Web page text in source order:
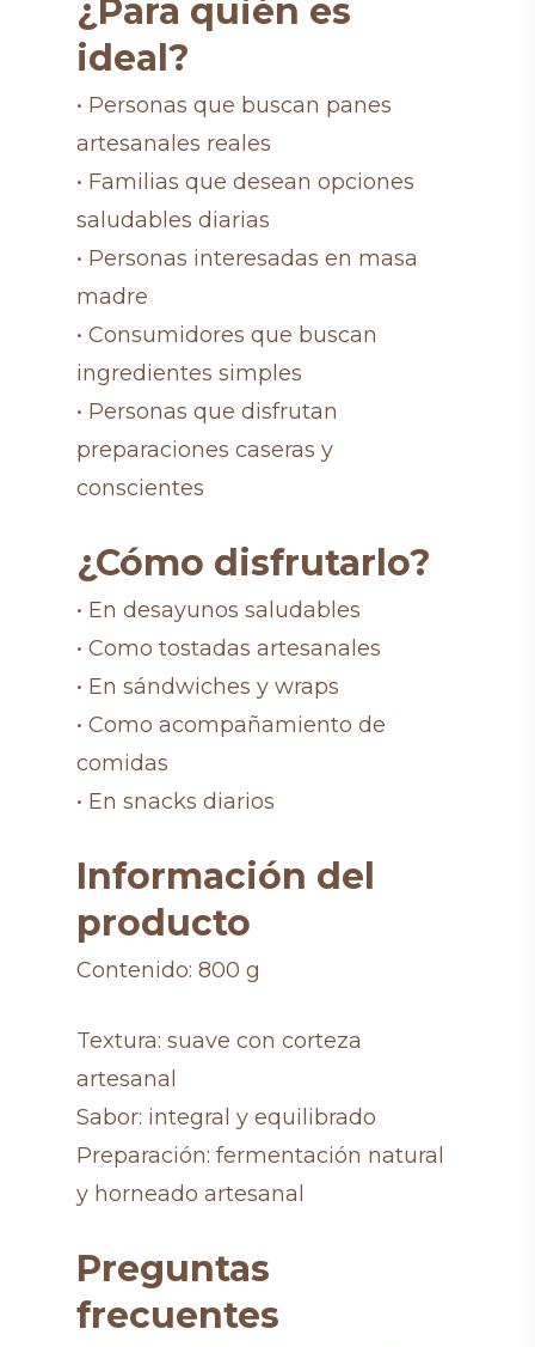
¿Para quién es
ideal?
• Personas que buscan panes
artesanales reales
• Familias que desean opciones
saludables diarias
• Personas interesadas en masa
madre
• Consumidores que buscan
ingredientes simples
• Personas que disfrutan
preparaciones caseras y
conscientes
¿Cómo disfrutarlo?
• En desayunos saludables
• Como tostadas artesanales
• En sándwiches y wraps
• Como acompañamiento de
comidas
• En snacks diarios
Información del
producto
Contenido: 800 g
Textura: suave con corteza
artesanal
Sabor: integral y equilibrado
Preparación: fermentación natural
y horneado artesanal
Preguntas
frecuentes